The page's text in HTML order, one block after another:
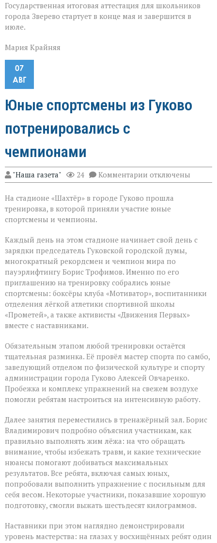
Государственная итоговая аттестация для школьников
города Зверево стартует в конце мая и завершится в
июле.
Мария Крайняя
07
АВГ
Юные спортсмены из Гуково
потренировались с
чемпионами
"Наша газета" 24 Комментарии к
записи
спортсмены
из
чемпионами
отключены
На стадионе «Шахтёр» в городе Гуково прошла
тренировка, в которой приняли участие юные
спортсмены и чемпионы.
Каждый день на этом стадионе начинает свой день с
зарядки председатель Гуковской городской думы,
многократный рекордсмен и чемпион мира по
пауэрлифтингу Борис Трофимов. Именно по его
приглашению на тренировку собрались юные
спортсмены: боксёры клуба «Мотиватор», воспитанники
отделения лёгкой атлетики спортивной школы
«Прометей», а также активисты «Движения Первых»
вместе с наставниками.
Обязательным этапом любой тренировки остаётся
тщательная разминка. Её провёл мастер спорта по самбо,
заведующий отделом по физической культуре и спорту
администрации города Гуково Алексей Овчаренко.
Пробежка и комплекс упражнений на свежем воздухе
помогли ребятам настроиться на интенсивную работу.
Далее занятия переместились в тренажёрный зал. Борис
Владимирович подробно объяснил участникам, как
правильно выполнять жим лёжа: на что обращать
внимание, чтобы избежать травм, и какие технические
нюансы помогают добиваться максимальных
результатов. Все ребята, включая самых юных,
попробовали выполнить упражнение с посильным для
себя весом. Некоторые участники, показавшие хорошую
подготовку, смогли выжать шестьдесят килограммов.
Наставники при этом наглядно демонстрировали
уровень мастерства: на глазах у восхищённых ребят один